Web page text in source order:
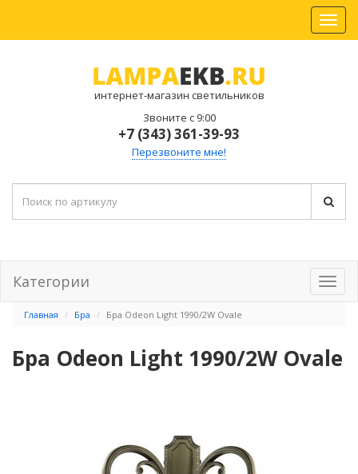
интернет-магазин светильников
Звоните с 9:00
+7 (343) 361-39-93
Перезвоните мне!
Категории
Главная Бра Бра Odeon Light 1990/2W Ovale
Бра Odeon Light 1990/2W Ovale